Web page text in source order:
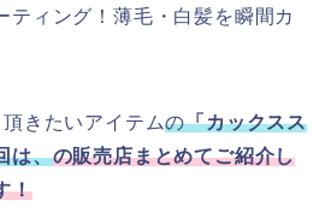
ティング！薄毛・白髪を瞬間カ
きたいアイテムの「カックスス
は、の販売店まとめてご紹介し
！